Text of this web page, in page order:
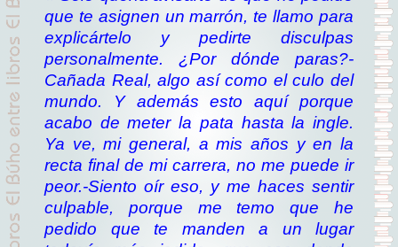
que te asignen un marrón, te llamo para
explicártelo y pedirte disculpas
personalmente. ¿Por dónde paras?-
Cañada Real, algo así como el culo del
mundo. Y además esto aquí porque
acabo de meter la pata hasta la ingle.
Ya ve, mi general, a mis años y en la
recta final de mi carrera, no me puede ir
peor.-Siento oír eso, y me haces sentir
culpable, porque me temo que he
pedido que te manden a un lugar